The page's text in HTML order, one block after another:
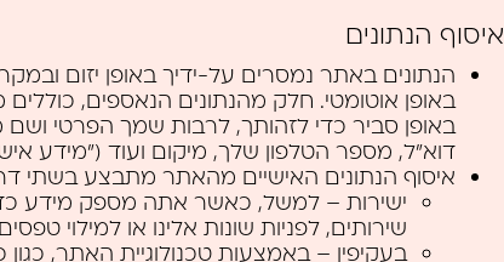
איסוף הנתונים
הנתונים באתר נמסרים על-ידיך באופן יזום
באופן אוטומטי. חלק מהנתונים הנאספים,
באופן סביר כדי לזהותך, לרבות שמך הפרטי
דוא"ל, מספר הטלפון שלך, מיקום ועוד ("מידע
איסוף הנתונים האישיים מהאתר מתבצע בשתי
ישירות – למשל, כאשר אתה מספק מידע
שירותים, לפניות שונות אלינו או למילוי